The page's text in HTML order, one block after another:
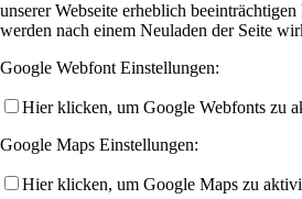
unserer Webseite erheblich
werden nach einem Neuladen der Seite
Google Webfont Einstellungen:
Hier klicken, um Google Webfonts zu
Google Maps Einstellungen:
Hier klicken, um Google Maps zu